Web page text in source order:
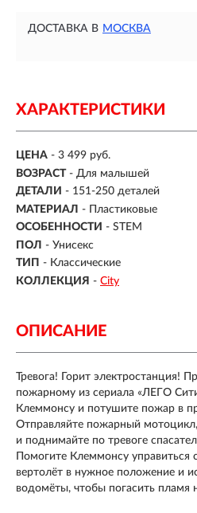
ДОСТАВКА В МОСКВА
ХАРАКТЕРИСТИКИ
ЦЕНА - 3 499 руб.
ВОЗРАСТ - Для малышей
ДЕТАЛИ - 151-250 деталей
МАТЕРИАЛ - Пластиковые
ОСОБЕННОСТИ - STEM
ПОЛ - Унисекс
ТИП - Классические
КОЛЛЕКЦИЯ - City
ОПИСАНИЕ
Тревога! Горит электростанция!
пожарному из сериала «ЛЕГО
Клеммонсу и потушите пожар в
Отправляйте пожарный мотоцикл,
и поднимайте по тревоге
Помогите Клеммонсу управиться
вертолёт в нужное положение и
водомёты, чтобы погасить пламя